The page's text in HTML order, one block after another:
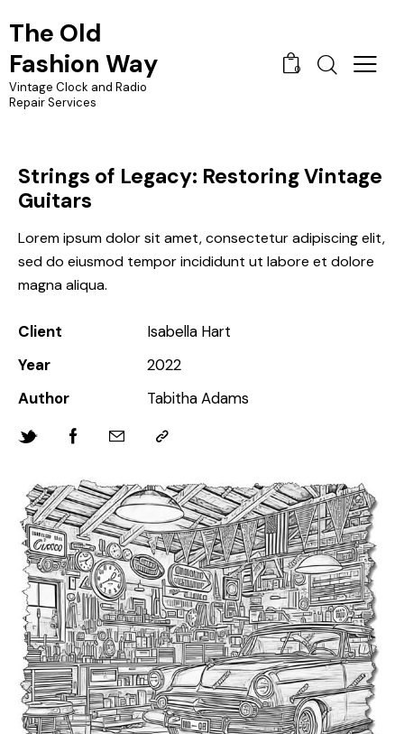
The Old
Fashion Way
Vintage Clock and Radio
Repair Services
0
Strings of Legacy: Restoring Vintage
Guitars
Lorem ipsum dolor sit amet, consectetur adipiscing elit,
sed do eiusmod tempor incididunt ut labore et dolore
magna aliqua.
Client
Isabella Hart
Year
2022
Author
Tabitha Adams